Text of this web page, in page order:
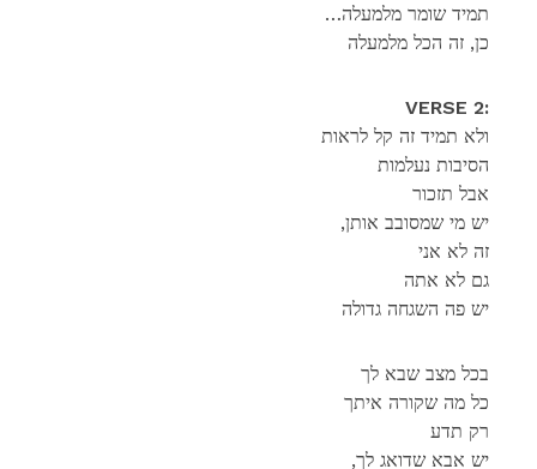
…תמיד שומר מלמעלה
כן, זה הכל מלמעלה
VERSE 2:
ולא תמיד זה קל לראות
הסיבות נעלמות
אבל תזכור
,יש מי שמסובב אותן
זה לא אני
גם לא אתה
יש פה השגחה גדולה
בכל מצב שבא לך
כל מה שקורה איתך
‏רק תדע
,יש אבא שדואג לך